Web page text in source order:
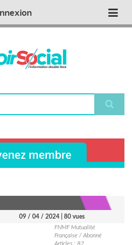
membre
09 / 04 / 2024
| 80 vues
FNMF Mutualité
Française / Abonné
Articles : 82